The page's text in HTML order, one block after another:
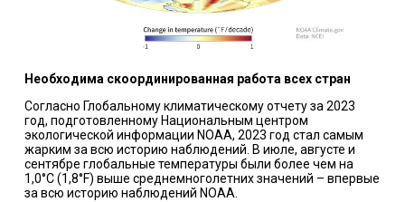
Необходима скоординированная работа всех стран
Согласно Глобальному климатическому отчету за 2023
год, подготовленному Национальным центром
экологической информации NOAA, 2023 год стал самым
жарким за всю историю наблюдений. В июле, августе и
сентябре глобальные температуры были более чем на
1,0°C (1,8°F) выше среднемноголетних значений – впервые
за всю историю наблюдений NOAA.